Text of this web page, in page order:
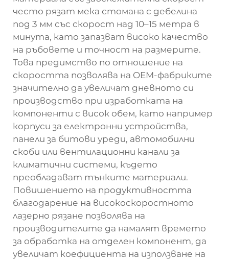
често рязат мека стомана с дебелина
под 3 мм със скорост над 10–15 метра в
минута, като запазват високо качество
на ръбовете и точност на размерите.
Това предимство по отношение на
скоростта позволява на OEM-фабриките
значително да увеличат дневното си
производство при изработката на
компоненти с висок обем, като например
корпуси за електронни устройства,
панели за битови уреди, автомобилни
скоби или вентилационни канали за
климатични системи, където
преобладават тънките материали.
Повишението на продуктивността
благодарение на високоскоростното
лазерно рязане позволява на
производителите да намалят времето
за обработка на отделен компонент, да
увеличат коефициента на използване на